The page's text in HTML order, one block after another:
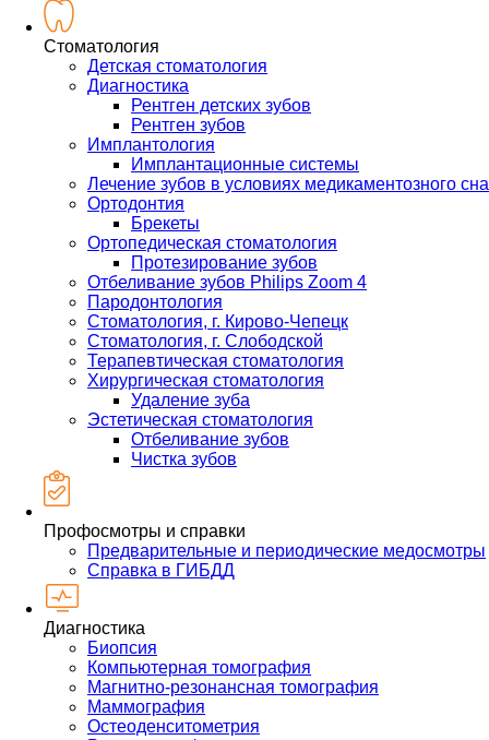
Стоматология
Детская стоматология
Диагностика
Рентген детских зубов
Рентген зубов
Имплантология
Имплантационные системы
Лечение зубов в условиях медикаментозного сна
Ортодонтия
Брекеты
Ортопедическая стоматология
Протезирование зубов
Отбеливание зубов Philips Zoom 4
Пародонтология
Стоматология, г. Кирово-Чепецк
Стоматология, г. Слободской
Терапевтическая стоматология
Хирургическая стоматология
Удаление зуба
Эстетическая стоматология
Отбеливание зубов
Чистка зубов
Профосмотры и справки
Предварительные и периодические медосмотры
Справка в ГИБДД
Диагностика
Биопсия
Компьютерная томография
Магнитно-резонансная томография
Маммография
Остеоденситометрия